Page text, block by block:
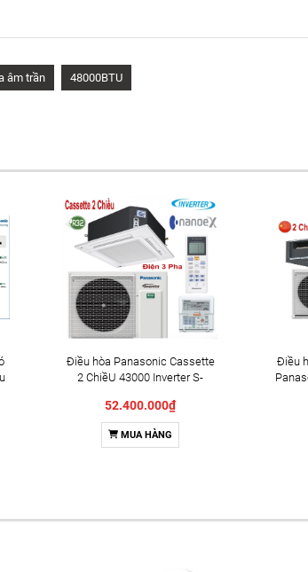
âm trần 48000BTU
Điều hòa Panasonic Cassette
2 ChiềU 43000 Inverter S-
2024
52.400.000₫
MUA HÀNG
Điều